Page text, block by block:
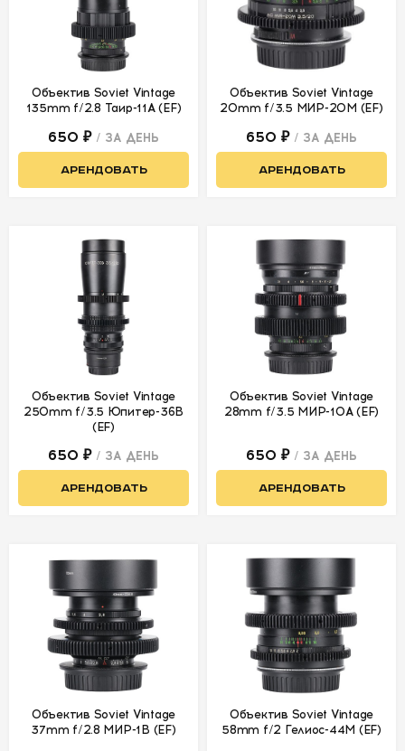
Объектив Soviet Vintage
135mm f/2.8 Таир-11А (EF)
650 ₽ / ЗА ДЕНЬ
АРЕНДОВАТЬ
Объектив Soviet Vintage
20mm f/3.5 МИР-20М (EF)
650 ₽ / ЗА ДЕНЬ
АРЕНДОВАТЬ
Объектив Soviet Vintage
250mm f/3.5 Юпитер-36B
(EF)
650 ₽ / ЗА ДЕНЬ
АРЕНДОВАТЬ
Объектив Soviet Vintage
28mm f/3.5 МИР-10А (EF)
650 ₽ / ЗА ДЕНЬ
АРЕНДОВАТЬ
Объектив Soviet Vintage
37mm f/2.8 МИР-1B (EF)
Объектив Soviet Vintage
58mm f/2 Гелиос-44M (EF)